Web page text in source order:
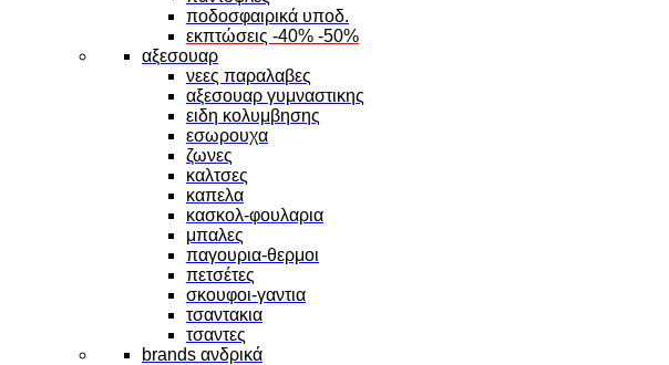
ποδοσφαιρικά υποδ.
εκπτώσεις -40% -50%
αξεσουαρ
νεες παραλαβες
αξεσουαρ γυμναστικης
ειδη κολυμβησης
εσωρουχα
ζωνες
καλτσες
καπελα
κασκολ-φουλαρια
μπαλες
παγουρια-θερμοι
πετσέτες
σκουφοι-γαντια
τσαντακια
τσαντες
brands ανδρικά